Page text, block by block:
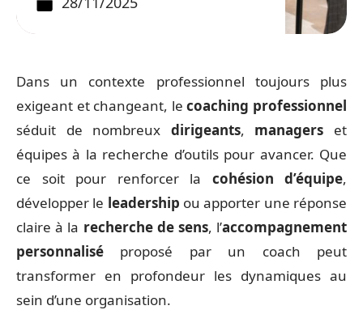
Dans un contexte professionnel toujours plus
exigeant et changeant, lecoaching professionnel
séduit de nombreux dirigeants, managers et
équipes à la recherche d’outils pour avancer. Que
ce soit pour renforcer la cohésion d’équipe,
développer le leadership ou apporter une réponse
claire à la recherche de sens, l’accompagnement
personnalisé proposé par un coach peut
transformer en profondeur les dynamiques au
sein d’une organisation.